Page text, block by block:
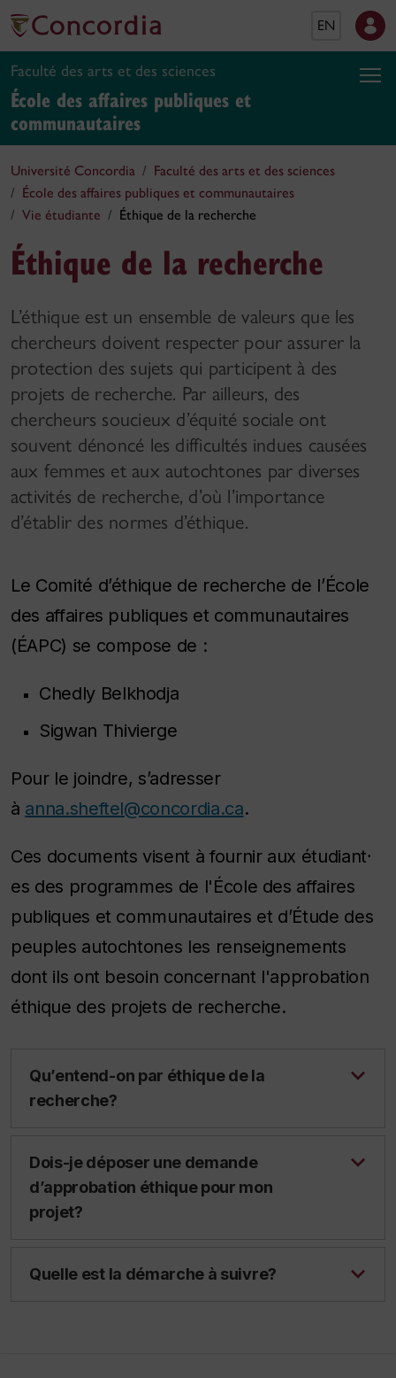
EN
Faculté des arts et des sciences
École des affaires publiques et
communautaires
Université Concordia
Faculté des arts et des sciences
École des affaires publiques et communautaires
Vie étudiante
Éthique de la recherche
Éthique de la recherche
L’éthique est un ensemble de valeurs que les
chercheurs doivent respecter pour assurer la
protection des sujets qui participent à des
projets de recherche. Par ailleurs, des
chercheurs soucieux d’équité sociale ont
souvent dénoncé les difficultés indues causées
aux femmes et aux autochtones par diverses
activités de recherche, d’où l’importance
d’établir des normes d’éthique.
Le Comité d’éthique de recherche de l’École
des affaires publiques et communautaires
(ÉAPC) se compose de :
Chedly Belkhodja
Sigwan Thivierge
Pour le joindre, s’adresser
à anna.sheftel@concordia.ca.
Ces documents visent à fournir aux étudiant⸱
es des programmes de l'École des affaires
publiques et communautaires et d’Étude des
peuples autochtones les renseignements
dont ils ont besoin concernant l'approbation
éthique des projets de recherche.
Qu’entend-on par éthique de la
recherche?
Dois-je déposer une demande
d’approbation éthique pour mon
projet?
Quelle est la démarche à suivre?